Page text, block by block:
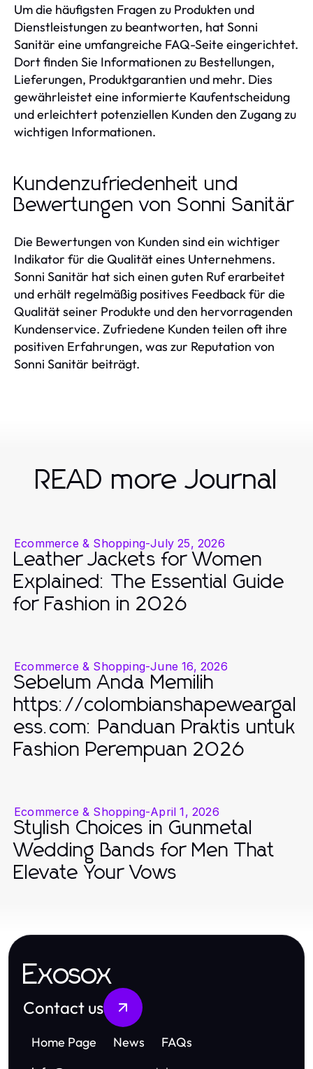
Um die häufigsten Fragen zu Produkten und
Dienstleistungen zu beantworten, hat Sonni
Sanitär eine umfangreiche FAQ-Seite eingerichtet.
Dort finden Sie Informationen zu Bestellungen,
Lieferungen, Produktgarantien und mehr. Dies
gewährleistet eine informierte Kaufentscheidung
und erleichtert potenziellen Kunden den Zugang zu
wichtigen Informationen.
Kundenzufriedenheit und
Bewertungen von Sonni Sanitär
Die Bewertungen von Kunden sind ein wichtiger
Indikator für die Qualität eines Unternehmens.
Sonni Sanitär hat sich einen guten Ruf erarbeitet
und erhält regelmäßig positives Feedback für die
Qualität seiner Produkte und den hervorragenden
Kundenservice. Zufriedene Kunden teilen oft ihre
positiven Erfahrungen, was zur Reputation von
Sonni Sanitär beiträgt.
READ more Journal
Ecommerce & Shopping-July 25, 2026
Leather Jackets for Women
Explained: The Essential Guide
for Fashion in 2026
Ecommerce & Shopping-June 16, 2026
Sebelum Anda Memilih
https://colombianshapeweargal
ess.com: Panduan Praktis untuk
Fashion Perempuan 2026
Ecommerce & Shopping-April 1, 2026
Stylish Choices in Gunmetal
Wedding Bands for Men That
Elevate Your Vows
Exosox
Contact us
Home Page News FAQs